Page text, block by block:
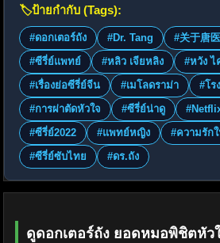
🏷️ป้ายกำกับ (Tags):
#ดอกเตอร์ถัง #Dr. Tang #关于唐
#ซีรี่ย์แพทย์
#หลิว เจียหลิง #หวัง ไ
#เรื่องย่อซีรี่ย์จีน
#เมโลดราม่า
#โร
#การผ่าตัดหัวใจ
#ซีรี่ย์น่าดู
#ซีรี่ย์2022
#แพทย์หญิง
#ความรัก
#ซีรี่ย์ซับไทย
#ดร.ถัง
ดูดอกเตอร์ถัง ยอดหมอพิชิตหัว